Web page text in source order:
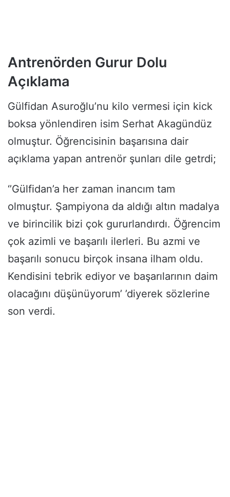
Antrenörden Gurur Dolu
Açıklama
Gülfidan Asuroğlu’nu kilo vermesi için kick
boksa yönlendiren isim Serhat Akagündüz
olmuştur. Öğrencisinin başarısına dair
açıklama yapan antrenör şunları dile getrdi;
‘’Gülfidan’a her zaman inancım tam
olmuştur. Şampiyona da aldığı altın madalya
ve birincilik bizi çok gururlandırdı. Öğrencim
çok azimli ve başarılı ilerleri. Bu azmi ve
başarılı sonucu birçok insana ilham oldu.
Kendisini tebrik ediyor ve başarılarının daim
olacağını düşünüyorum’ ’diyerek sözlerine
son verdi.